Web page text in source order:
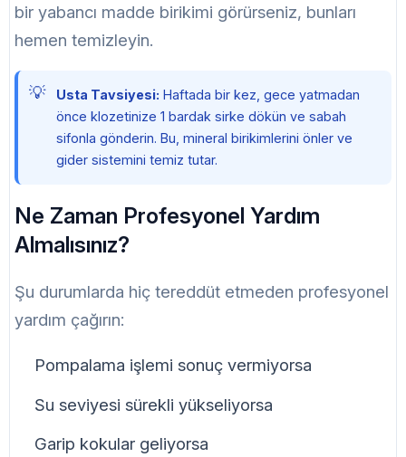
bir yabancı madde birikimi görürseniz, bunları
hemen temizleyin.
Usta Tavsiyesi: Haftada bir kez, gece yatmadan
önce klozetinize 1 bardak sirke dökün ve sabah
sifonla gönderin. Bu, mineral birikimlerini önler ve
gider sistemini temiz tutar.
Ne Zaman Profesyonel Yardım
Almalısınız?
Şu durumlarda hiç tereddüt etmeden profesyonel
yardım çağırın:
Pompalama işlemi sonuç vermiyorsa
Su seviyesi sürekli yükseliyorsa
Garip kokular geliyorsa